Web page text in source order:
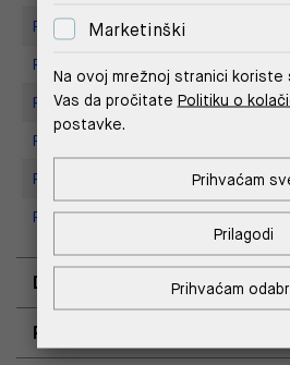
Replay store, Arena centar
Replay Store, City Center One
Replay Store, Joker Centar
Replay Store, Mall of Split
Replay store, Tower Centar
Replay Store, Supernova Zadar
DOSTAVA
POVRAT I ZAMJENA
Marketinški
Na ovoj mrežnoj stranici koriste
Vas da pročitate Politiku o
postavke.
Prihvaćam
Prilagodi
Prihvaćam